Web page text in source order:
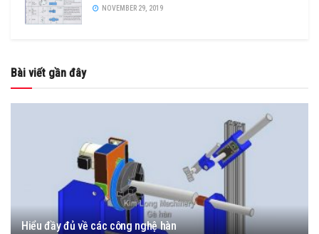
NOVEMBER 29, 2019
Bài viết gần đây
Hiểu đầy đủ về các công nghệ hàn